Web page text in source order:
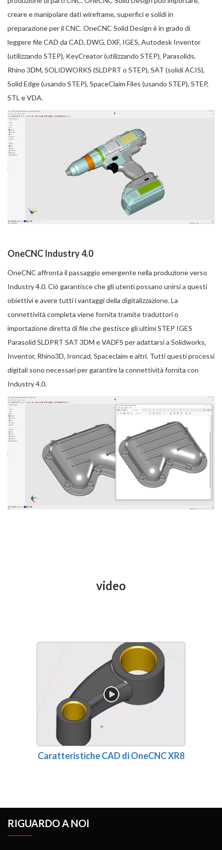
creare e manipolare dati wireframe, superfici e solidi in
preparazione per il CNC. OneCNC Solid Design è in grado di
leggere file CAD da CAD, DWG, DXF, IGES, Autodesk Inventor
(utilizzando STEP), KeyCreator (utilizzando STEP), Parasolids,
Rhino 3DM, SOLIDWORKS (SLDPRT o STEP), SAT (solidi ACIS),
Solid Edge (usando STEP), SpaceClaim Files (usando STEP), STEP,
STL e VDA.
OneCNC Industry 4.0
OneCNC affronta il passaggio emergente nella produzione verso
Industry 4.0. Ciò garantisce che gli utenti possano unirsi a questi
obiettivi e avere tutti i vantaggi della digitalizzazione. La
connettività completa viene fornita tramite traduttori o
importazione diretta di file che gestisce gli ultimi STEP IGES
Parasolid SLDPRT SAT 3DM e VADFS per adattarsi a Solidworks,
Inventor, Rhino3D, Ironcad, Spaceclaim e altri. Tutti questi processi
digitali sono necessari per garantire la connettività fornita con
Industry 4.0.
video
Caratteristiche CAD di OneCNC XR8
RIGUARDO A NOI